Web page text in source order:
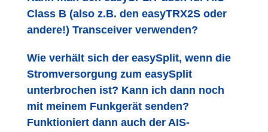
Class B (also z.B. den easyTRX2S oder
andere!) Transceiver verwenden?
Wie verhält sich der easySplit, wenn die
Stromversorgung zum easySplit
unterbrochen ist? Kann ich dann noch
mit meinem Funkgerät senden?
Funktioniert dann auch der AIS-